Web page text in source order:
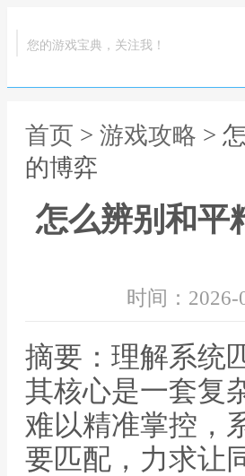
您的游戏宝典，关注我！
首页 > 游戏攻略 >
的博弈
怎么辨别和平
时间：2026-
摘要：理解系统
其核心是一套复
难以精准掌控，
要匹配，力求让